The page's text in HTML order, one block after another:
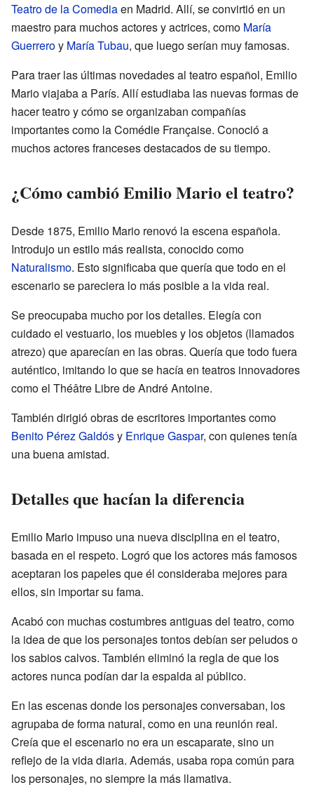
Teatro de la Comediaen Madrid. Allí, se convirtió en un
maestro para muchos actores y actrices, como María
Guerreroy María Tubau, que luego serían muy famosas.
Para traer las últimas novedades al teatro español, Emilio
Mario viajaba a París. Allí estudiaba las nuevas formas de
hacer teatro y cómo se organizaban compañías
importantes como la Comédie Française. Conoció a
muchos actores franceses destacados de su tiempo.
¿Cómo cambió Emilio Mario el teatro?
Desde 1875, Emilio Mario renovó la escena española.
Introdujo un estilo más realista, conocido como
Naturalismo. Esto significaba que quería que todo en el
escenario se pareciera lo más posible a la vida real.
Se preocupaba mucho por los detalles. Elegía con
cuidado el vestuario, los muebles y los objetos (llamados
atrezo) que aparecían en las obras. Quería que todo fuera
auténtico, imitando lo que se hacía en teatros innovadores
como el Théâtre Libre de André Antoine.
También dirigió obras de escritores importantes como
Benito Pérez Galdósy Enrique Gaspar, con quienes tenía
una buena amistad.
Detalles que hacían la diferencia
Emilio Mario impuso una nueva disciplina en el teatro,
basada en el respeto. Logró que los actores más famosos
aceptaran los papeles que él consideraba mejores para
ellos, sin importar su fama.
Acabó con muchas costumbres antiguas del teatro, como
la idea de que los personajes tontos debían ser peludos o
los sabios calvos. También eliminó la regla de que los
actores nunca podían dar la espalda al público.
En las escenas donde los personajes conversaban, los
agrupaba de forma natural, como en una reunión real.
Creía que el escenario no era un escaparate, sino un
reflejo de la vida diaria. Además, usaba ropa común para
los personajes, no siempre la más llamativa.